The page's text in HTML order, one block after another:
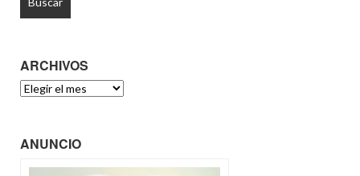
ARCHIVOS
ARCHIVOS
ANUNCIO